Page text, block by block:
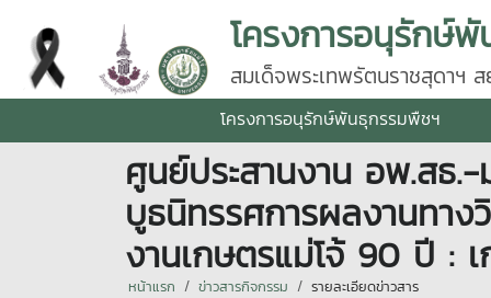
โครงการอนุรักษ์
สมเด็จพระเทพรัตนราชสุดาฯ
โครงการอนุรักษ์พันธุกรรมพืชฯ
ศูนย์ประสานงาน อพ.ส
บูธนิทรรศการผลงานทาง
งานเกษตรแม่โจ้ 90 ปี :
หน้าแรก ข่าวสารกิจกรรม รายละเอียดข่าวสาร